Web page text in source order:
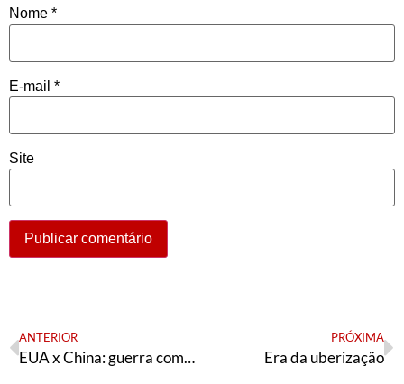
Nome *
E-mail *
Site
ANTERIOR
EUA x China: guerra comercial e recessão mundial
PRÓXIMA
Era da uberização